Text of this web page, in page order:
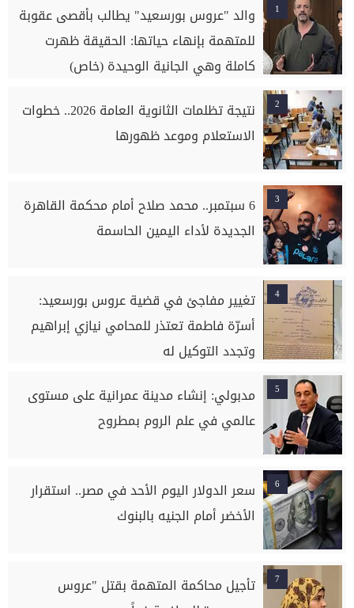
1
والد "عروس بورسعيد" يطالب بأقصى عقوبة
للمتهمة بإنهاء حياتها: الحقيقة ظهرت
كاملة وهي الجانية الوحيدة (خاص)
2
نتيجة تظلمات الثانوية العامة 2026.. خطوات
الاستعلام وموعد ظهورها
3
6 سبتمبر.. محمد صلاح أمام محكمة القاهرة
الجديدة لأداء اليمين الحاسمة
4
تغيير مفاجئ في قضية عروس بورسعيد:
أسرّة فاطمة تعتذر للمحامي نيازي إبراهيم
وتجدد التوكيل له
5
مدبولي: إنشاء مدينة عمرانية على مستوى
عالمي في علم الروم بمطروح
6
سعر الدولار اليوم الأحد في مصر.. استقرار
الأخضر أمام الجنيه بالبنوك
7
تأجيل محاكمة المتهمة بقتل "عروس